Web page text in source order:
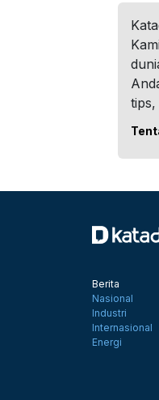
tips,
Berita
Nasional
Industri
Internasional
Energi